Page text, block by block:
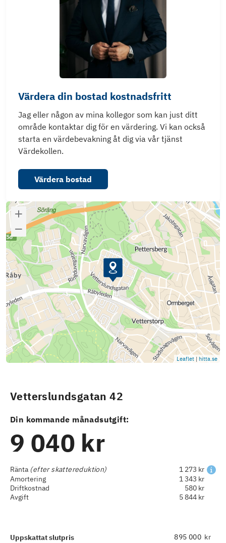
Värdera din bostad kostnadsfritt
Jag eller någon av mina kollegor som kan just ditt
område kontaktar dig för en värdering. Vi kan också
starta en värdebevakning åt dig via vår tjänst
Värdekollen.
Värdera bostad
Leaflet | hitta.se
Vetterslundsgatan 42
Din kommande månadsutgift:
9 040 kr
Ränta (efter skattereduktion)
1 273 kr
Amortering
1 343 kr
Driftkostnad
580 kr
Avgift
5 844 kr
Uppskattat slutpris kr